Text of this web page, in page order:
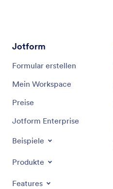
Jotform
Formular erstellen
Mein Workspace
Preise
Jotform Enterprise
Beispiele
Produkte
Features